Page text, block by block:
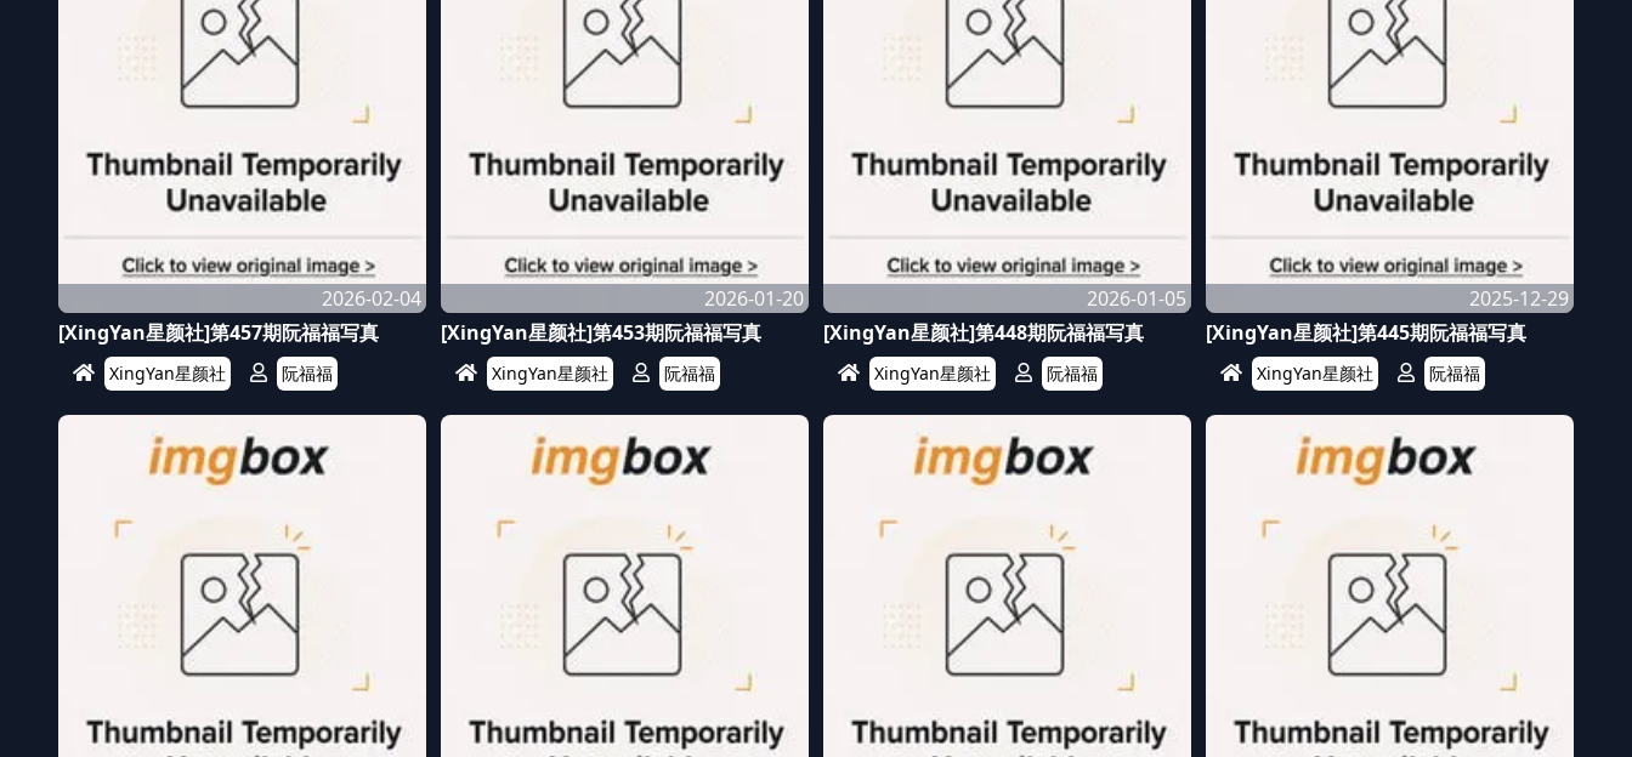
2026-02-04
[XingYan星颜社]第457期阮福福写真
XingYan星颜社 阮福福
2026-01-20
[XingYan星颜社]第453期阮福福写真
XingYan星颜社 阮福福
2026-01-05
[XingYan星颜社]第448期阮福福写真
XingYan星颜社 阮福福
2025-12-29
[XingYan星颜社]第445期阮福福写真
XingYan星颜社 阮福福